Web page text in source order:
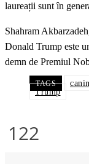
laureații sunt în
Shahram
Donald Trump este
demn de Premiul
TAGS canin
Trump
122